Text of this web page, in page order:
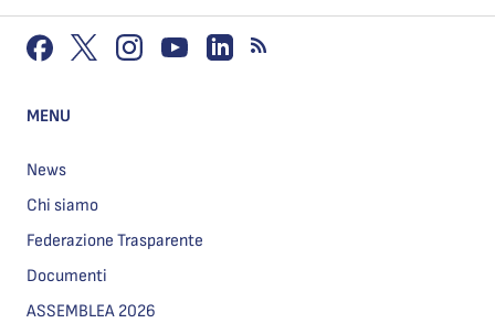
MENU
News
Chi siamo
Federazione Trasparente
Documenti
ASSEMBLEA 2026